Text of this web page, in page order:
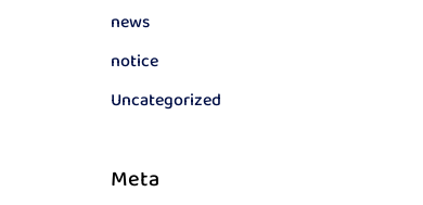
news
notice
Uncategorized
Meta